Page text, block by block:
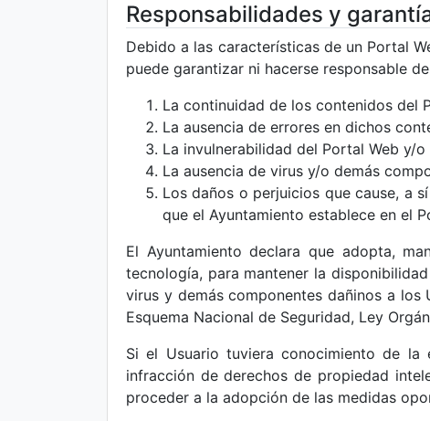
Responsabilidades y
Debido a las características de un Portal
puede garantizar ni hacerse responsable
La continuidad de los contenidos del
La ausencia de errores en dichos
La invulnerabilidad del Portal Web y/
La ausencia de virus y/o demás
Los daños o perjuicios que cause, a
que el Ayuntamiento establece en el
El Ayuntamiento declara que adopta,
tecnología, para mantener la
virus y demás componentes dañinos a
Esquema Nacional de Seguridad, Ley
Si el Usuario tuviera conocimiento de
infracción de derechos de propiedad
proceder a la adopción de las medidas